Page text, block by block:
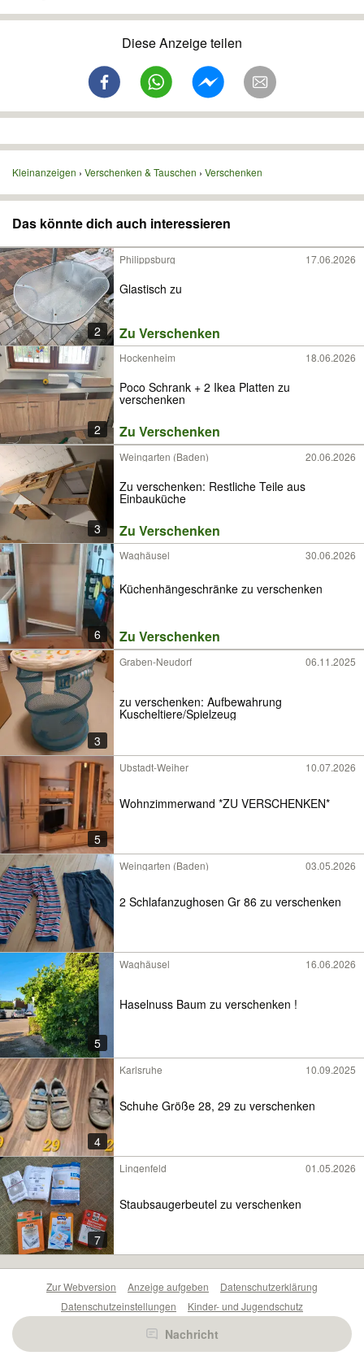
Diese Anzeige teilen
Kleinanzeigen Verschenken & Tauschen Verschenken
Das könnte dich auch interessieren
2
Philippsburg 17.06.2026
Glastisch zu
Zu Verschenken
2
Hockenheim 18.06.2026
Poco Schrank + 2 Ikea Platten zu
verschenken
Zu Verschenken
3
Weingarten (Baden) 20.06.2026
Zu verschenken: Restliche Teile aus
Einbauküche
Zu Verschenken
6
Waghäusel 30.06.2026
Küchenhängeschränke zu verschenken
Zu Verschenken
3
Graben-Neudorf 06.11.2025
zu verschenken: Aufbewahrung
Kuscheltiere/Spielzeug
5
Ubstadt-Weiher 10.07.2026
Wohnzimmerwand *ZU VERSCHENKEN*
Weingarten (Baden) 03.05.2026
2 Schlafanzughosen Gr 86 zu verschenken
5
Waghäusel 16.06.2026
Haselnuss Baum zu verschenken !
4
Karlsruhe 10.09.2025
Schuhe Größe 28, 29 zu verschenken
7
Lingenfeld 01.05.2026
Staubsaugerbeutel zu verschenken
Nachricht
Zur Webversion Anzeige aufgeben
Datenschutzerklärung
Datenschutzeinstellungen
Kinder- und Jugendschutz
Barrierefreiheitserklärung